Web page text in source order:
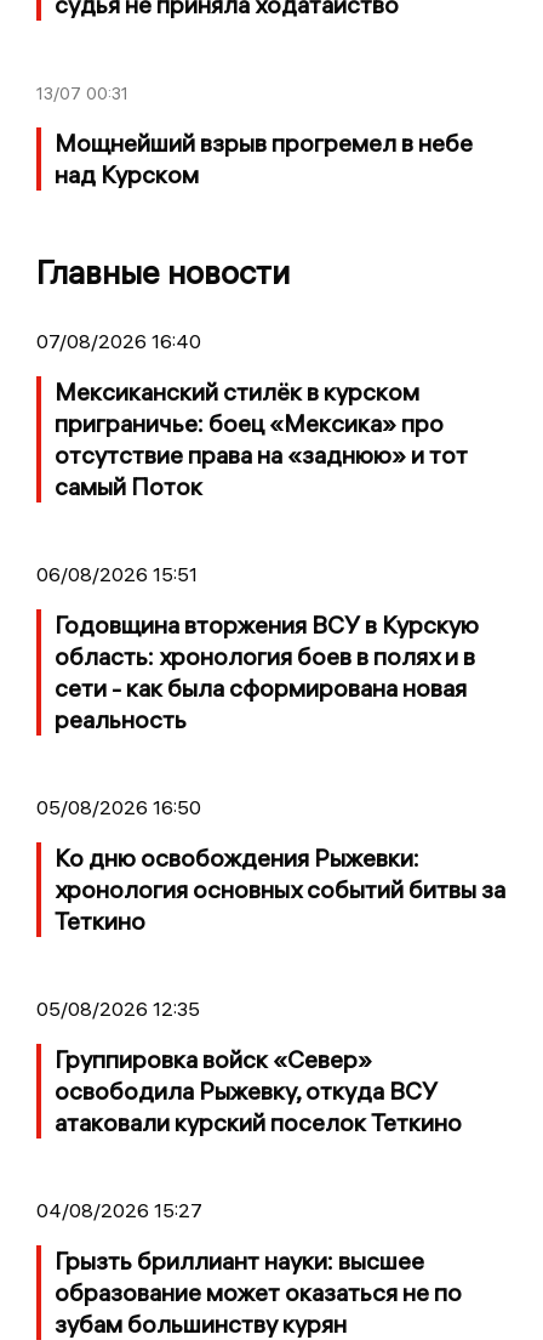
13/07 00:31
Мощнейший взрыв прогремел в небе
над Курском
Главные новости
07/08/2026 16:40
Мексиканский стилёк в курском
приграничье: боец «Мексика» про
отсутствие права на «заднюю» и тот
самый Поток
06/08/2026 15:51
Годовщина вторжения ВСУ в Курскую
область: хронология боев в полях и в
сети - как была сформирована новая
реальность
05/08/2026 16:50
Ко дню освобождения Рыжевки:
хронология основных событий битвы за
Теткино
05/08/2026 12:35
Группировка войск «Север»
освободила Рыжевку, откуда ВСУ
атаковали курский поселок Теткино
04/08/2026 15:27
Грызть бриллиант науки: высшее
образование может оказаться не по
зубам большинству курян